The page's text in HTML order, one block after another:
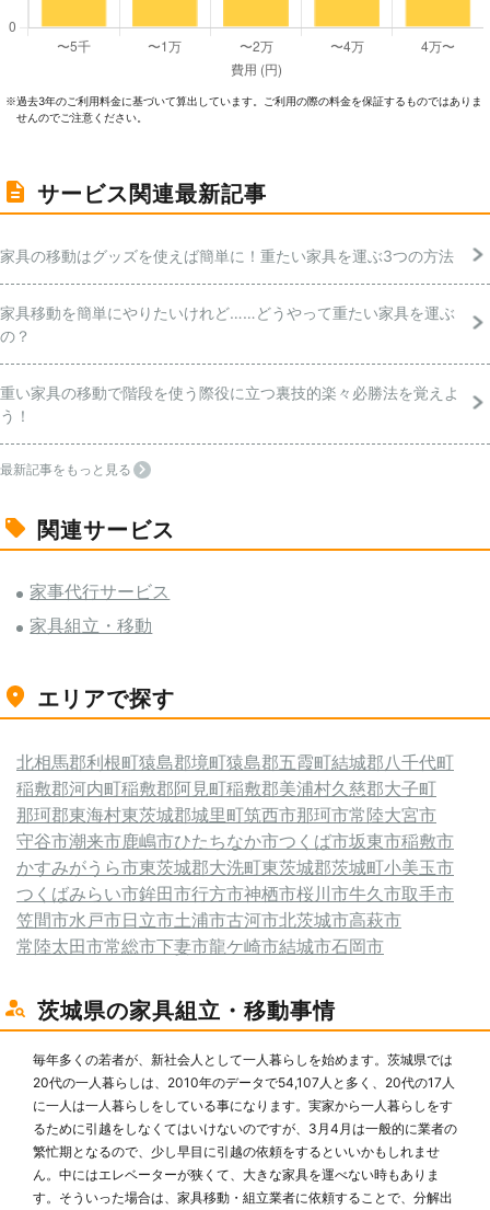
※過去3年のご利⽤料⾦に基づいて算出しています。ご利⽤の際の料⾦を保証するものではありま
せんのでご注意ください。
サービス関連最新記事
家具の移動はグッズを使えば簡単に！重たい家具を運ぶ3つの方法
家具移動を簡単にやりたいけれど……どうやって重たい家具を運ぶ
の？
重い家具の移動で階段を使う際役に立つ裏技的楽々必勝法を覚えよ
う！
最新記事をもっと見る
関連サービス
家事代行サービス
家具組立・移動
エリアで探す
北相馬郡利根町猿島郡境町猿島郡五霞町結城郡八千代町
稲敷郡河内町稲敷郡阿見町稲敷郡美浦村久慈郡大子町
那珂郡東海村東茨城郡城里町筑西市那珂市常陸大宮市
守谷市潮来市鹿嶋市ひたちなか市つくば市坂東市稲敷市
かすみがうら市東茨城郡大洗町東茨城郡茨城町小美玉市
つくばみらい市鉾田市行方市神栖市桜川市牛久市取手市
笠間市水戸市日立市土浦市古河市北茨城市高萩市
常陸太田市常総市下妻市龍ケ崎市結城市石岡市
茨城県の家具組立・移動事情
毎年多くの若者が、新社会人として一人暮らしを始めます。茨城県では
20代の一人暮らしは、2010年のデータで54,107人と多く、20代の17人
に一人は一人暮らしをしている事になります。実家から一人暮らしをす
るために引越をしなくてはいけないのですが、3月4月は一般的に業者の
繁忙期となるので、少し早目に引越の依頼をするといいかもしれませ
ん。中にはエレベーターが狭くて、大きな家具を運べない時もありま
す。そういった場合は、家具移動・組立業者に依頼することで、分解出